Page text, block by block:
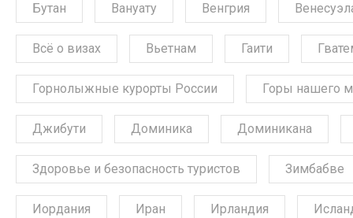
Бутан Вануату Венгрия
Всё о визах Вьетнам Гаити
Горнолыжные курорты России Горы нашего
Джибути Доминика Доминикана
Здоровье и безопасность туристов Зимбабве
Иордания Иран Ирландия